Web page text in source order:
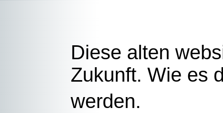
Diese alten
Zukunft. Wie es